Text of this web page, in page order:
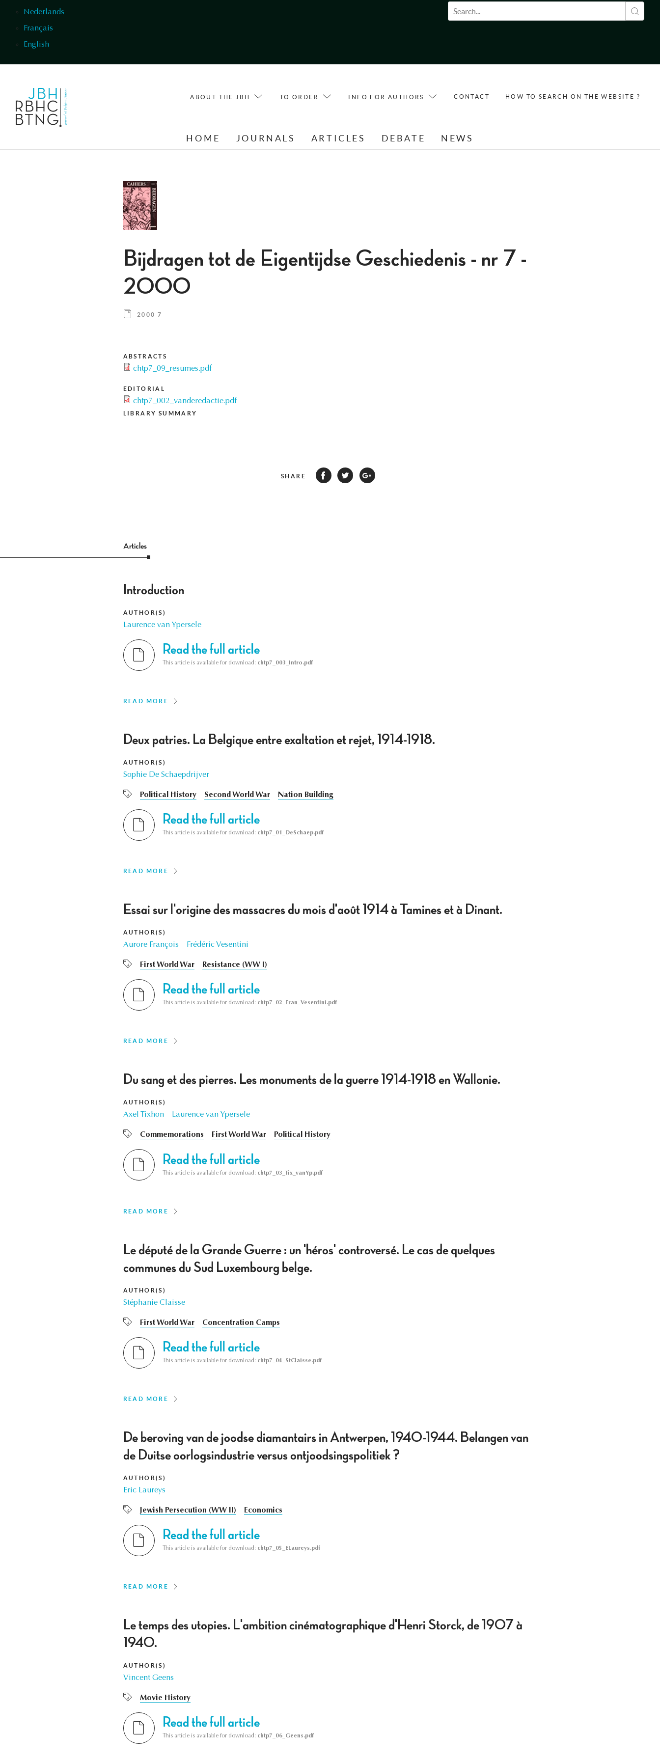
Nederlands
Français
English
Search form
ABOUT THE JBH TO ORDER INFO FOR AUTHORS CONTACT HOW TO SEARCH ON THE WEBSITE ?
HOME JOURNALS ARTICLES DEBATE NEWS
Bijdragen tot de Eigentijdse Geschiedenis - nr 7 -
2000
2000 7
ABSTRACTS
chtp7_09_resumes.pdf
EDITORIAL
chtp7_002_vanderedactie.pdf
LIBRARY SUMMARY
SHARE
Articles
Introduction
AUTHOR(S)
Laurence van Ypersele
Read the full article
This article is available for download: chtp7_003_Intro.pdf
READ MORE
Deux patries. La Belgique entre exaltation et rejet, 1914-1918.
AUTHOR(S)
Sophie De Schaepdrijver
Political History Second World War Nation Building
Read the full article
This article is available for download: chtp7_01_DeSchaep.pdf
READ MORE
Essai sur l'origine des massacres du mois d'août 1914 à Tamines et à Dinant.
AUTHOR(S)
Aurore François Frédéric Vesentini
First World War Resistance (WW I)
Read the full article
This article is available for download: chtp7_02_Fran_Vesentini.pdf
READ MORE
Du sang et des pierres. Les monuments de la guerre 1914-1918 en Wallonie.
AUTHOR(S)
Axel Tixhon Laurence van Ypersele
Commemorations First World War Political History
Read the full article
This article is available for download: chtp7_03_Tix_vanYp.pdf
READ MORE
Le député de la Grande Guerre : un 'héros' controversé. Le cas de quelques
communes du Sud Luxembourg belge.
AUTHOR(S)
Stéphanie Claisse
First World War Concentration Camps
Read the full article
This article is available for download: chtp7_04_StClaisse.pdf
READ MORE
De beroving van de joodse diamantairs in Antwerpen, 1940-1944. Belangen van
de Duitse oorlogsindustrie versus ontjoodsingspolitiek ?
AUTHOR(S)
Eric Laureys
Jewish Persecution (WW II) Economics
Read the full article
This article is available for download: chtp7_05_ELaureys.pdf
READ MORE
Le temps des utopies. L'ambition cinématographique d'Henri Storck, de 1907 à
1940.
AUTHOR(S)
Vincent Geens
Movie History
Read the full article
This article is available for download: chtp7_06_Geens.pdf